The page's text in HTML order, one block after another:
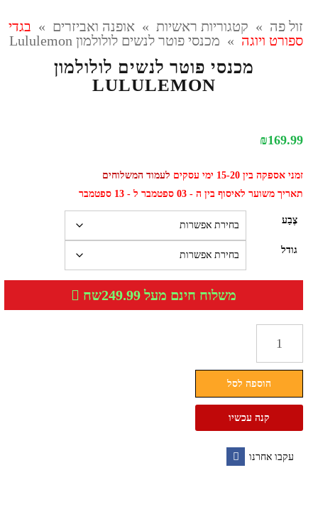
זול פה » קטגוריות ראשיות » אופנה ואביזרים » בגדי
ספורט ויוגה » מכנסי פוטר לנשים לולולמון Lululemon
מכנסי פוטר לנשים לולולמון
LULULEMON
₪169.99
זמני אספקה בין 15-20 ימי עסקים
לעמוד המשלוחים
תאריך משוער לאיסוף בין ה - 03 ספטמבר ל - 13 ספטמבר
צֶבַע
גודל
משלוח חינם מעל 249.99שח
מכנסי
לנשים
הוספה לסל
קנה עכשיו
עקבו אחרנו